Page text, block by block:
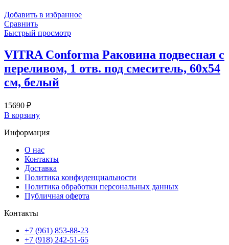
Добавить в избранное
Сравнить
Быстрый просмотр
VITRA Conforma Раковина подвесная с
переливом, 1 отв. под смеситель, 60х54
см, белый
15690 ₽
В корзину
Информация
О нас
Контакты
Доставка
Политика конфиденциальности
Политика обработки персональных данных
Публичная оферта
Контакты
+7 (961) 853-88-23
+7 (918) 242-51-65